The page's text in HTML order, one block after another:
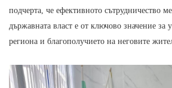
подчерта, че ефективното сътрудничество
държавната власт е от ключово значение за
региона и благополучието на неговите